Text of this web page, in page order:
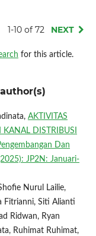
1-10 of 72 NEXT
for this article.
AKTIVITAS
DISTRIBUSI
Dan
JP2N: Januari-
Nurul Lailie,
Fitrianni, Siti Alianti
Ridwan, Ryan
Ruhimat Ruhimat,